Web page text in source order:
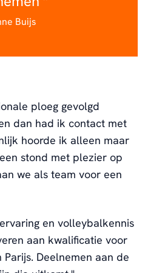
Buijs
ploeg gevolgd
dan had ik contact met
hoorde ik alleen maar
stond met plezier op
we als team voor een
en volleybalkennis
aan kwalificatie voor
Deelnemen aan de